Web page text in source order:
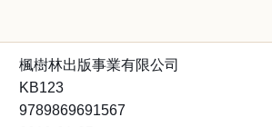
楓樹林出版事業有限公司
KB123
9789869691567